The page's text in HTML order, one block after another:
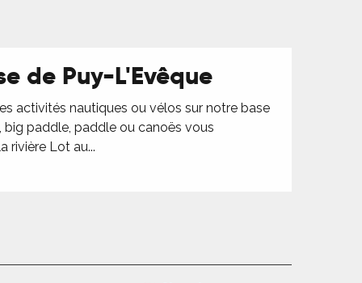
de Puy-L'Evêque
activités nautiques ou vélos sur notre base
big paddle, paddle ou canoës vous
rivière Lot au...